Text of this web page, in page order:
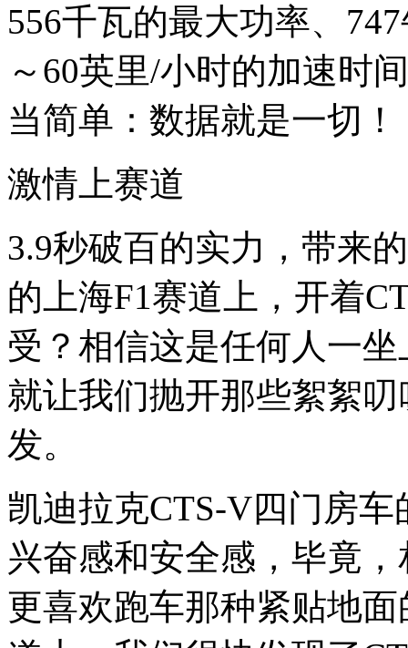
556千瓦的最大功率、
～60英里/小时的加速时
当简单：数据就是一切！
激情上赛道
3.9秒破百的实力，带来
的上海F1赛道上，开着
受？相信这是任何人一
就让我们抛开那些絮絮
发。
凯迪拉克CTS-V四门房
兴奋感和安全感，毕竟
更喜欢跑车那种紧贴地